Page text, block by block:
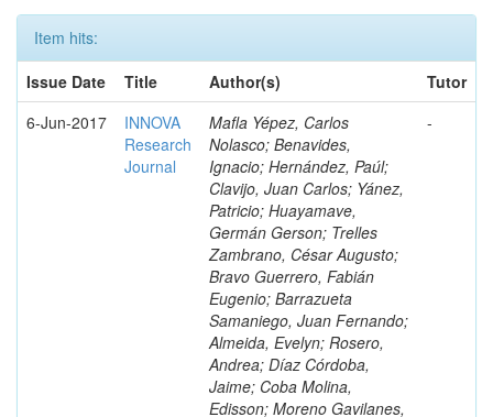
Item hits:
Issue Date
Title Author(s)
Tutor
6-Jun-2017
INNOVA
Research
Journal
Mafla Yépez, Carlos
Nolasco; Benavides,
Ignacio; Hernández, Paúl;
Clavijo, Juan Carlos; Yánez,
Patricio; Huayamave,
Germán Gerson; Trelles
Zambrano, César Augusto;
Bravo Guerrero, Fabián
Eugenio; Barrazueta
Samaniego, Juan Fernando;
Almeida, Evelyn; Rosero,
Andrea; Díaz Córdoba,
Jaime; Coba Molina,
Edisson; Moreno Gavilanes,
-